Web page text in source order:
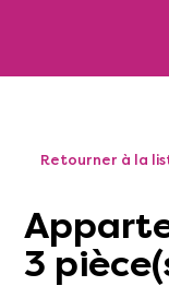
Retourner à la
Appartement Le Cannet
3